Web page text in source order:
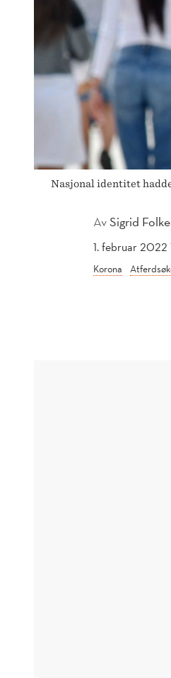
Nasjonal identitet
AvSigrid
1. februar 2022
Korona